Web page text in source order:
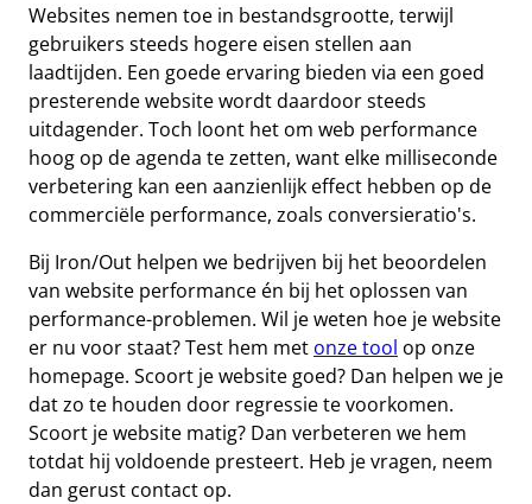
Websites nemen toe in bestandsgrootte, terwijl
gebruikers steeds hogere eisen stellen aan
laadtijden. Een goede ervaring bieden via een goed
presterende website wordt daardoor steeds
uitdagender. Toch loont het om web performance
hoog op de agenda te zetten, want elke milliseconde
verbetering kan een aanzienlijk effect hebben op de
commerciële performance, zoals conversieratio's.
Bij Iron/Out helpen we bedrijven bij het beoordelen
van website performance én bij het oplossen van
performance-problemen. Wil je weten hoe je website
er nu voor staat? Test hem met onze tool op onze
homepage. Scoort je website goed? Dan helpen we je
dat zo te houden door regressie te voorkomen.
Scoort je website matig? Dan verbeteren we hem
totdat hij voldoende presteert. Heb je vragen, neem
dan gerust contact op.